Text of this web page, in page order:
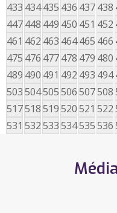
433 434435 436 437438
447448 449 450 451 452
461 462 463 464465 466
475 476 477478 479 480
489 490 491 492 493 494
503504505506507508
517518519520521 522
531 532533534535536